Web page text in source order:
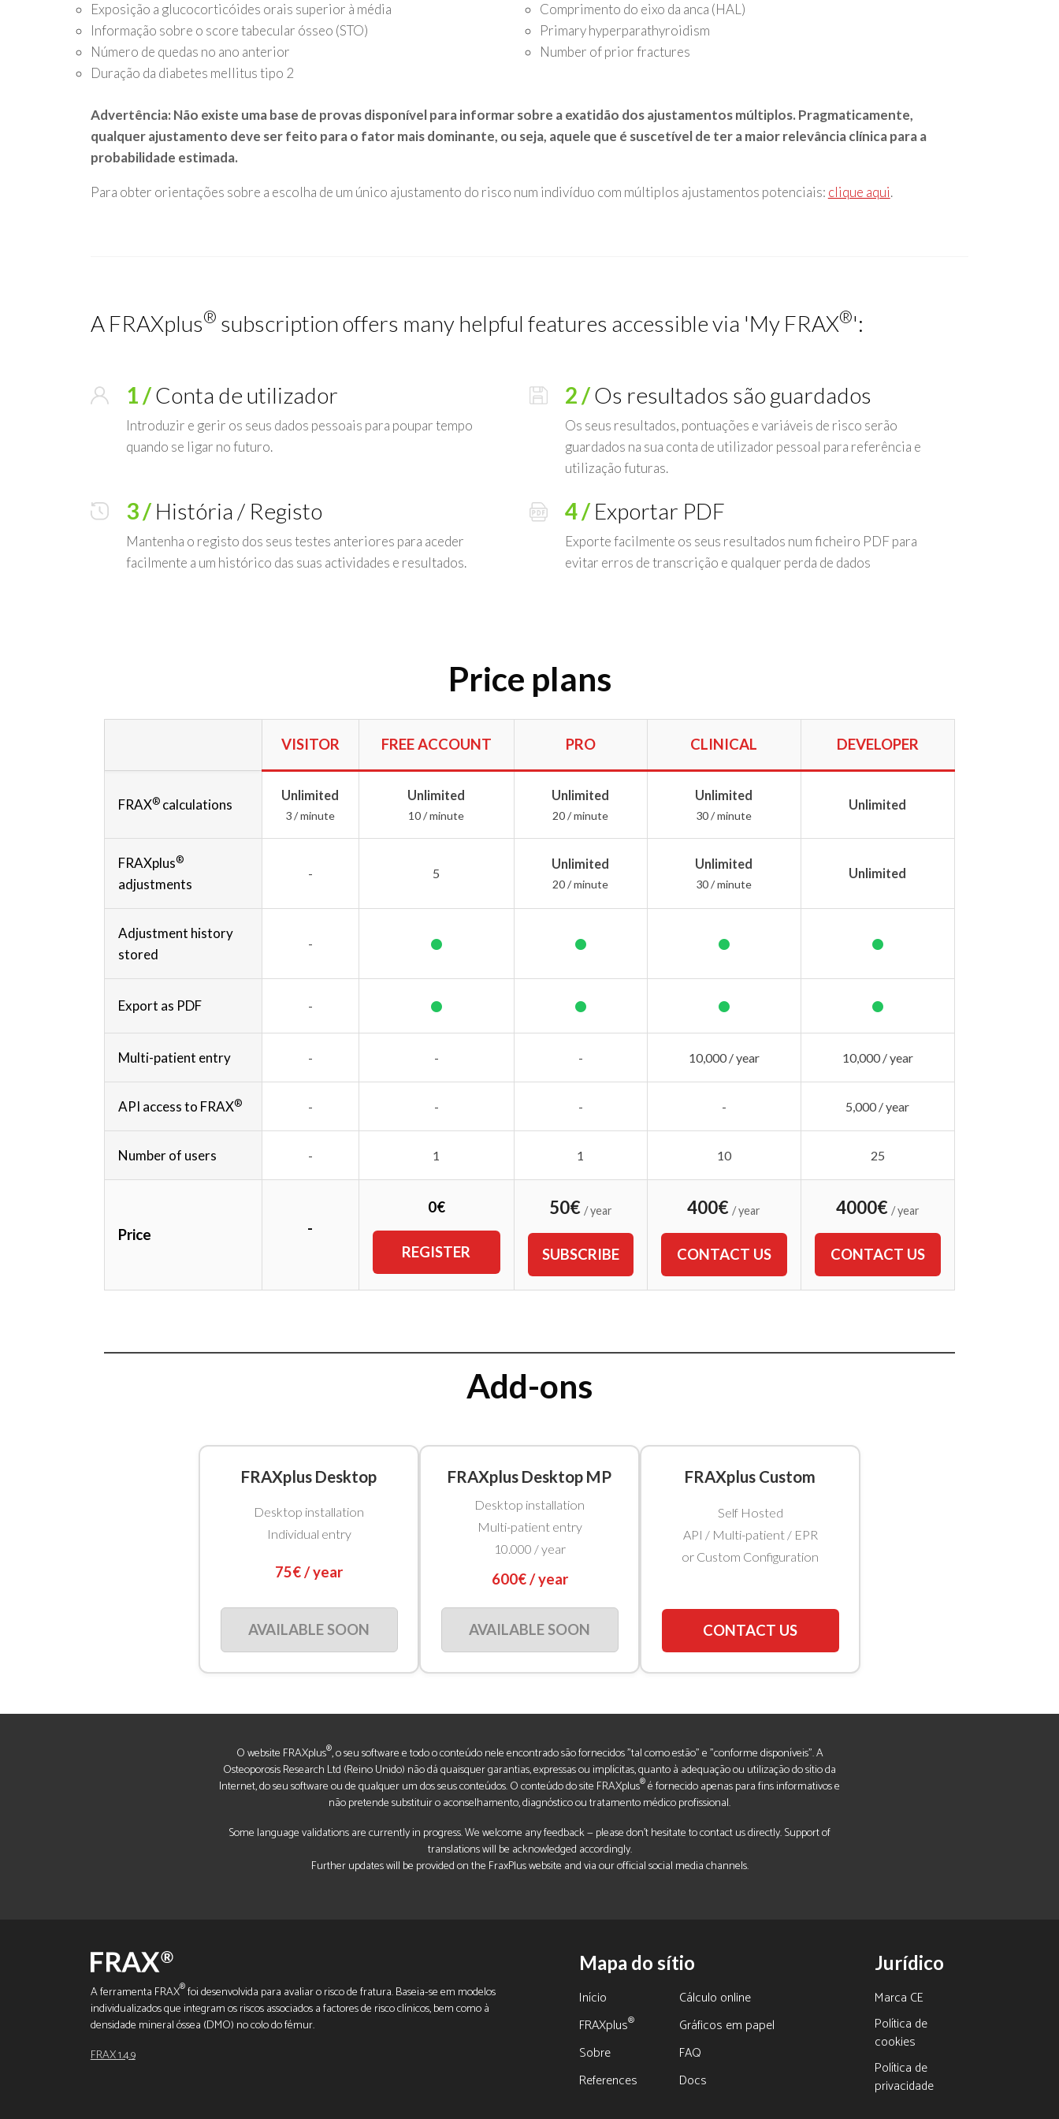
Exposição a glucocorticóides orais superior à média
Informação sobre o score tabecular ósseo (STO)
Número de quedas no ano anterior
Duração da diabetes mellitus tipo 2
Comprimento do eixo da anca (HAL)
Primary hyperparathyroidism
Number of prior fractures
Advertência: Não existe uma base de provas disponível para informar sobre a exatidão dos ajustamentos múltiplos. Pragmaticamente,
qualquer ajustamento deve ser feito para o fator mais dominante, ou seja, aquele que é suscetível de ter a maior relevância clínica para a
probabilidade estimada.
Para obter orientações sobre a escolha de um único ajustamento do risco num indivíduo com múltiplos ajustamentos potenciais: clique aqui.
A FRAXplus® subscription offers many helpful features accessible via 'My FRAX®':
1 /Conta de utilizador
Introduzir e gerir os seus dados pessoais para poupar tempo
quando se ligar no futuro.
2 /Os resultados são guardados
Os seus resultados, pontuações e variáveis de risco serão
guardados na sua conta de utilizador pessoal para referência e
utilização futuras.
3 / História / Registo
Mantenha o registo dos seus testes anteriores para aceder
facilmente a um histórico das suas actividades e resultados.
4 / Exportar PDF
Exporte facilmente os seus resultados num ficheiro PDF para
evitar erros de transcrição e qualquer perda de dados
Price plans
VISITOR FREE ACCOUNT PRO CLINICAL DEVELOPER
FRAX®calculations
Unlimited
3 / minute
Unlimited
10 / minute
Unlimited
20 / minute
Unlimited
30 / minute
Unlimited
FRAXplus®
adjustments
- 5
Unlimited
20 / minute
Unlimited
30 / minute
Unlimited
Adjustment history
stored
- • • • •
Export as PDF - • • • •
Multi-patient entry - - - 10,000 / year 10,000 / year
API access to FRAX® - - - - 5,000 / year
Number of users - 1 1 10 25
Price -
0€
REGISTER
50€ / year
SUBSCRIBE
400€ / year
CONTACT US
4000€ / year
CONTACT US
Add-ons
FRAXplus Desktop
Desktop installation
Individual entry
75€ / year
AVAILABLE SOON
FRAXplus Desktop MP
Desktop installation
Multi-patient entry
10.000 / year
600€ / year
AVAILABLE SOON
FRAXplus Custom
Self Hosted
API / Multi-patient / EPR
or Custom Configuration
CONTACT US
O website FRAXplus®, o seu software e todo o conteúdo nele encontrado são fornecidos "tal como estão" e "conforme disponíveis". A
Osteoporosis Research Ltd (Reino Unido) não dá quaisquer garantias, expressas ou implícitas, quanto à adequação ou utilização do sítio da
Internet, do seu software ou de qualquer um dos seus conteúdos. O conteúdo do site FRAXplus®é fornecido apenas para fins informativos e
não pretende substituir o aconselhamento, diagnóstico ou tratamento médico profissional.
Some language validations are currently in progress. We welcome any feedback — please don’t hesitate to contact us directly. Support of
translations will be acknowledged accordingly.
Further updates will be provided on the FraxPlus website and via our official social media channels.
A ferramenta FRAX®foi desenvolvida para avaliar o risco de fratura. Baseia-se em modelos
individualizados que integram os riscos associados a factores de risco clínicos, bem como à
densidade mineral óssea (DMO) no colo do fémur.
FRAX 1.4.9
Mapa do sítio
Início
Cálculo online
FRAXplus®
Gráficos em papel
Sobre
FAQ
References
Docs
Jurídico
Marca CE
Política de
cookies
Política de
privacidade